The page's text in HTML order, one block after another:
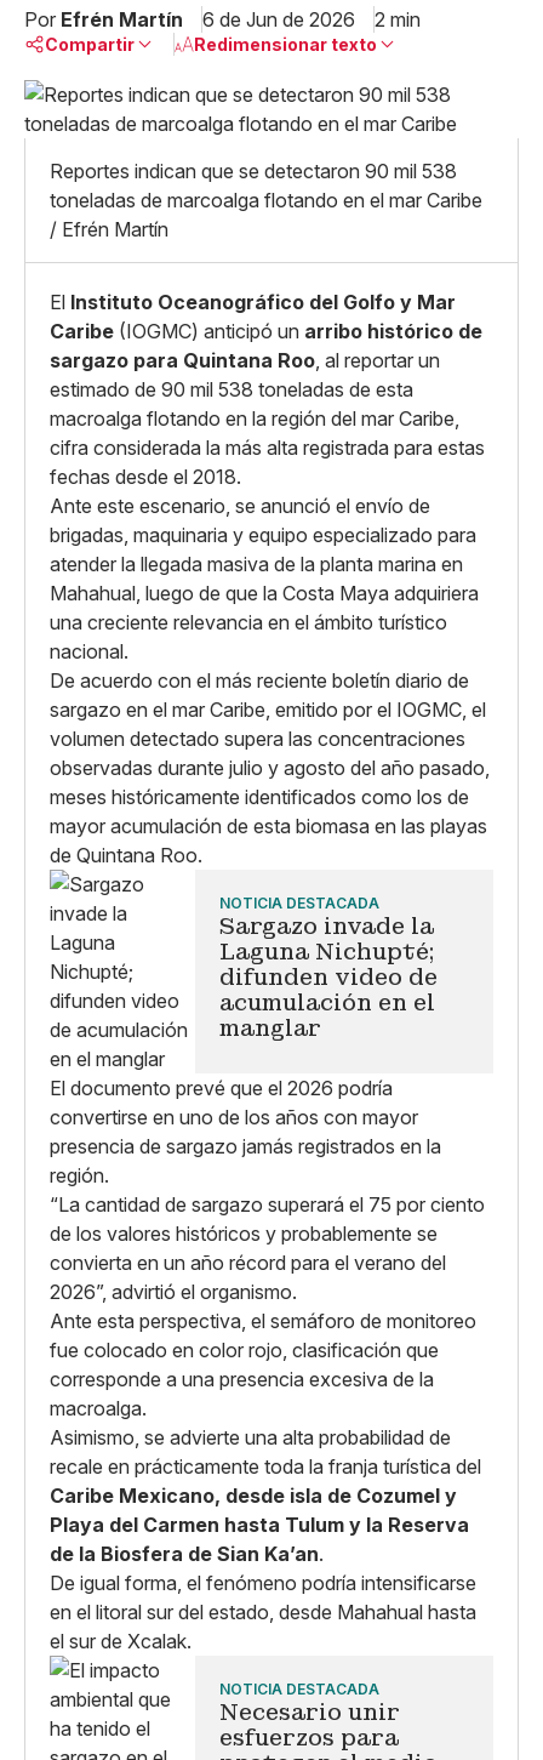
Por Efrén Martín 6 de Jun de 2026 2 min
Compartir
Linkedin
X
Whatsapp
Copiar enlace
Redimensionar texto
Pequeño
Mediano
Grande
Reportes indican que se detectaron 90 mil 538
toneladas de marcoalga flotando en el mar Caribe
/ Efrén Martín
El Instituto Oceanográfico del Golfo y Mar
Caribe (IOGMC) anticipó un arribo histórico de
sargazo para Quintana Roo, al reportar un
estimado de 90 mil 538 toneladas de esta
macroalga flotando en la región del mar Caribe,
cifra considerada la más alta registrada para estas
fechas desde el 2018.
Ante este escenario, se anunció el envío de
brigadas, maquinaria y equipo especializado para
atender la llegada masiva de la planta marina en
Mahahual, luego de que la Costa Maya adquiriera
una creciente relevancia en el ámbito turístico
nacional.
De acuerdo con el más reciente boletín diario de
sargazo en el mar Caribe, emitido por el IOGMC, el
volumen detectado supera las concentraciones
observadas durante julio y agosto del año pasado,
meses históricamente identificados como los de
mayor acumulación de esta biomasa en las playas
de Quintana Roo.
NOTICIA DESTACADA
Sargazo invade la
Laguna Nichupté;
difunden video de
acumulación en el
manglar
El documento prevé que el 2026 podría
convertirse en uno de los años con mayor
presencia de sargazo jamás registrados en la
región.
“La cantidad de sargazo superará el 75 por ciento
de los valores históricos y probablemente se
convierta en un año récord para el verano del
2026”, advirtió el organismo.
Ante esta perspectiva, el semáforo de monitoreo
fue colocado en color rojo, clasificación que
corresponde a una presencia excesiva de la
macroalga.
Asimismo, se advierte una alta probabilidad de
recale en prácticamente toda la franja turística del
Caribe Mexicano, desde isla de Cozumel y
Playa del Carmen hasta Tulum y la Reserva
de la Biosfera de Sian Ka’an.
De igual forma, el fenómeno podría intensificarse
en el litoral sur del estado, desde Mahahual hasta
el sur de Xcalak.
NOTICIA DESTACADA
Necesario unir
esfuerzos para